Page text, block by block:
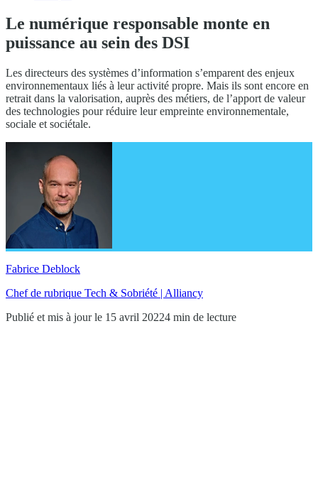
Le numérique responsable monte en
puissance au sein des DSI
Les directeurs des systèmes d’information s’emparent des enjeux
environnementaux liés à leur activité propre. Mais ils sont encore en
retrait dans la valorisation, auprès des métiers, de l’apport de valeur
des technologies pour réduire leur empreinte environnementale,
sociale et sociétale.
Fabrice Deblock
Chef de rubrique Tech & Sobriété | Alliancy
Publié et mis à jour le 15 avril 20224 min de lecture